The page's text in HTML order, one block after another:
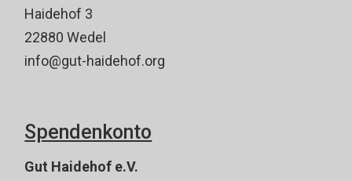
Haidehof 3
22880 Wedel
info@gut-haidehof.org
Spendenkonto
Gut Haidehof e.V.